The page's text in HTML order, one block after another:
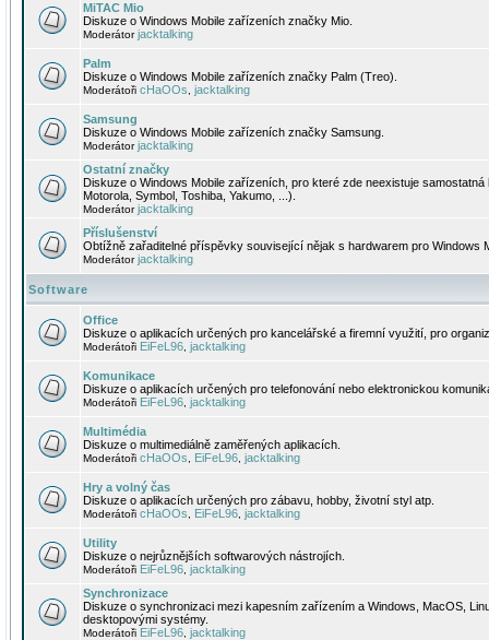
MiTAC Mio
Diskuze o Windows Mobile zařízeních značky Mio.
Moderátorjacktalking
Palm
Diskuze o Windows Mobile zařízeních značky Palm (Treo).
Moderátoři cHaOOs jacktalking
Samsung
Diskuze o Windows Mobile zařízeních značky Samsung.
Moderátorjacktalking
Ostatní značky
Diskuze o Windows Mobile zařízeních, pro které zde neexistuje
Motorola, Symbol, Toshiba, Yakumo, ...).
Moderátorjacktalking
Příslušenství
Obtížně zařaditelné příspěvky související nějak s hardwarem pro Windows
Moderátorjacktalking
Software
Office
Diskuze o aplikacích určených pro kancelářské a firemní využití, pro
Moderátoři EiFeL96 jacktalking
Komunikace
Diskuze o aplikacích určených pro telefonování nebo elektronickou
Moderátoři EiFeL96 jacktalking
Multimédia
Diskuze o multimediálně zaměřených aplikacích.
Moderátoři cHaOOs EiFeL96 jacktalking
Hry a volný čas
Diskuze o aplikacích určených pro zábavu, hobby, životní styl atp.
Moderátoři cHaOOs EiFeL96 jacktalking
Utility
Diskuze o nejrůznějších softwarových nástrojích.
Moderátoři EiFeL96 jacktalking
Synchronizace
Diskuze o synchronizaci mezi kapesním zařízením a Windows, MacOS,
desktopovými systémy.
Moderátoři EiFeL96 jacktalking